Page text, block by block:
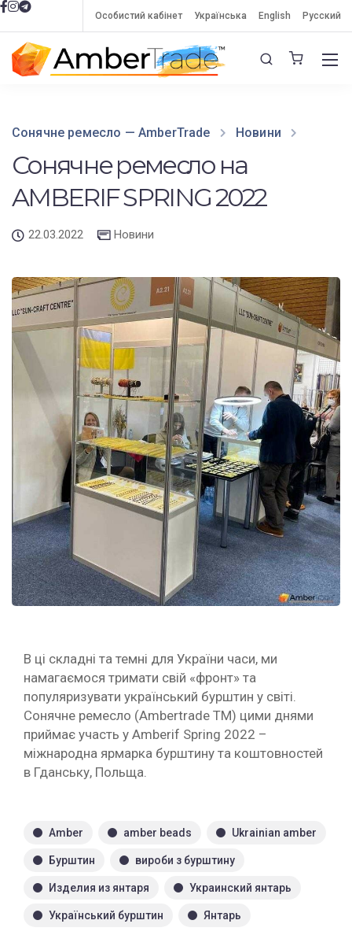
Особистий кабінет Українська English Русский
Сонячне ремесло — AmberTrade
Новини
2022
Сонячне ремесло на
AMBERIF SPRING 2022
22.03.2022 Новини
В ці складні та темні для України часи, ми
намагаємося тримати свій «фронт» та
популяризувати український бурштин у світі.
Сонячне ремесло (Ambertrade TM) цими днями
приймає участь у Amberif Spring 2022 –
міжнародна ярмарка бурштину та коштовностей
в Гданську, Польща.
Amber amber beads Ukrainian amber
Бурштин вироби з бурштину
Изделия из янтаря Украинский янтарь
Український бурштин Янтарь